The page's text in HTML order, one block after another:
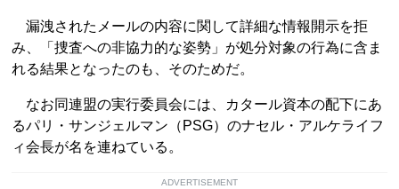
漏洩されたメールの内容に関して詳細な情報開示を拒
み、「捜査への非協力的な姿勢」が処分対象の行為に含ま
れる結果となったのも、そのためだ。
なお同連盟の実行委員会には、カタール資本の配下にあ
るパリ・サンジェルマン（PSG）のナセル・アルケライフ
ィ会長が名を連ねている。
ADVERTISEMENT